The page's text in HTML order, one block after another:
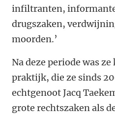
infiltranten,
drugszaken,
moorden.’
Na deze periode was
praktijk, die ze sinds
echtgenoot Jacq
grote rechtszaken als